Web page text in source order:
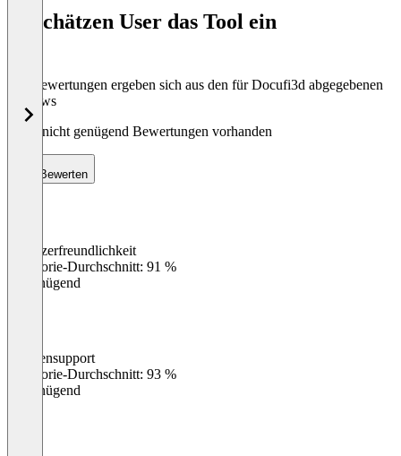
So schätzen User das Tool ein
Die Bewertungen ergeben sich aus den für Docufi3d abgegebenen
Reviews
Noch nicht genügend Bewertungen vorhanden
Bewerten
Benutzerfreundlichkeit
Kategorie-Durchschnitt: 91 %
Ungenügend
Kundensupport
Kategorie-Durchschnitt: 93 %
Ungenügend